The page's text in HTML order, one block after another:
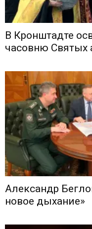
В Кронштадте
часовню Святых
Александр
новое дыхание»